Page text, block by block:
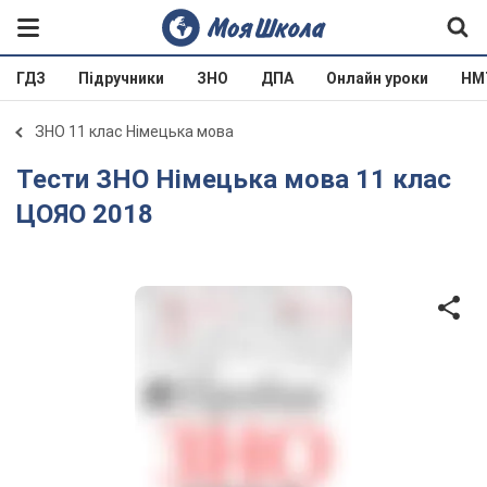
ГДЗ Підручники ЗНО ДПА Онлайн уроки
ЗНО 11 клас Німецька мова
Тести ЗНО Німецька мова 11 клас
ЦОЯО 2018